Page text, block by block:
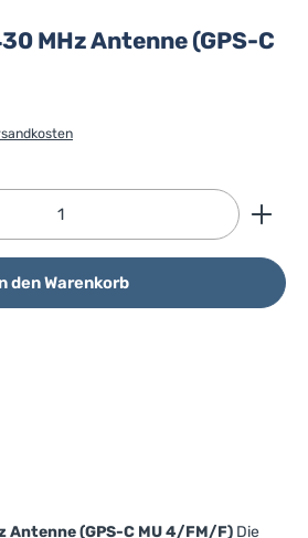
MHz Antenne (GPS-C
den gewünschten Wert ein
den Warenkorb
Antenne (GPS-C MU 4/FM/F) Die